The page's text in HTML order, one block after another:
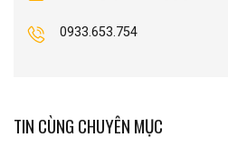
0933.653.754
TIN CÙNG CHUYÊN MỤC